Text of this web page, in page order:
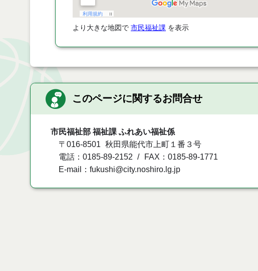
より大きな地図で 市民福祉課 を表示
このページに関するお問合せ
市民福祉部 福祉課 ふれあい福祉係
〒016-8501
秋田県能代市上町１番３号
電話：0185-89-2152
FAX：0185-89-1771
E-mail：fukushi@city.noshiro.lg.jp